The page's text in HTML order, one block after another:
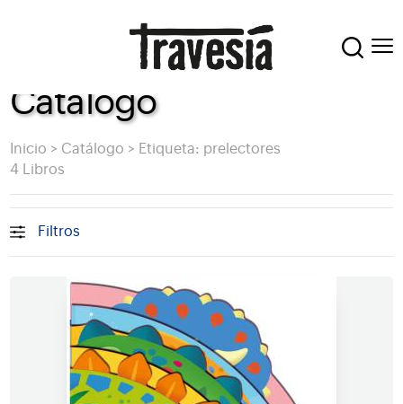
Catálogo
Inicio > Catálogo > Etiqueta: prelectores
4 Libros
Filtros